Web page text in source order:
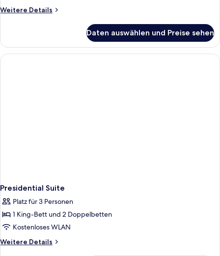
anzeigen
Weitere Details
Weitere
One
Bedroom
Master
Daten auswählen und Preise sehen
Presidential Suite
Platz für 3 Personen
1 King-Bett und 2 Doppelbetten
Kostenloses WLAN
Weitere Details
Weitere